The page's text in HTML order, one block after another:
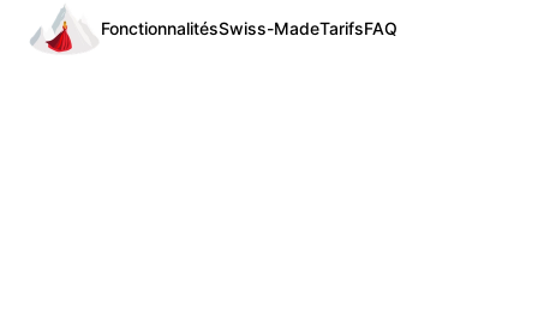
FonctionnalitésSwiss-MadeTarifsFAQ